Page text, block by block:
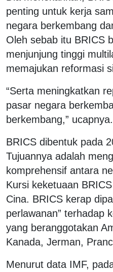
penting untuk kerja
negara berkembang
Oleh sebab itu BRICS
menjunjung tinggi
memajukan reformasi
“Serta meningkatkan
pasar negara
berkembang,” ucapnya.
BRICS dibentuk pada
Tujuannya adalah
komprehensif antara
Kursi keketuaan
Cina. BRICS kerap
perlawanan” terhadap
yang beranggotakan
Kanada, Jerman,
Menurut data IMF,